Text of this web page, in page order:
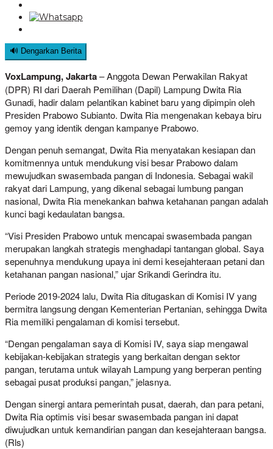
🔊 Dengarkan Berita
VoxLampung, Jakarta– Anggota Dewan Perwakilan Rakyat
(DPR) RI dari Daerah Pemilihan (Dapil) Lampung Dwita Ria
Gunadi, hadir dalam pelantikan kabinet baru yang dipimpin oleh
Presiden Prabowo Subianto. Dwita Ria mengenakan kebaya biru
gemoy yang identik dengan kampanye Prabowo.
Dengan penuh semangat, Dwita Ria menyatakan kesiapan dan
komitmennya untuk mendukung visi besar Prabowo dalam
mewujudkan swasembada pangan di Indonesia. Sebagai wakil
rakyat dari Lampung, yang dikenal sebagai lumbung pangan
nasional, Dwita Ria menekankan bahwa ketahanan pangan adalah
kunci bagi kedaulatan bangsa.
“Visi Presiden Prabowo untuk mencapai swasembada pangan
merupakan langkah strategis menghadapi tantangan global. Saya
sepenuhnya mendukung upaya ini demi kesejahteraan petani dan
ketahanan pangan nasional,” ujar Srikandi Gerindra itu.
Periode 2019-2024 lalu, Dwita Ria ditugaskan di Komisi IV yang
bermitra langsung dengan Kementerian Pertanian, sehingga Dwita
Ria memiliki pengalaman di komisi tersebut.
“Dengan pengalaman saya di Komisi IV, saya siap mengawal
kebijakan-kebijakan strategis yang berkaitan dengan sektor
pangan, terutama untuk wilayah Lampung yang berperan penting
sebagai pusat produksi pangan,” jelasnya.
Dengan sinergi antara pemerintah pusat, daerah, dan para petani,
Dwita Ria optimis visi besar swasembada pangan ini dapat
diwujudkan untuk kemandirian pangan dan kesejahteraan bangsa.
(Rls)